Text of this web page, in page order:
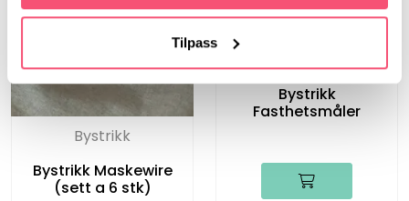
Tilpass
Bystrikk
Bystrikk Maskewire
(sett a 6 stk)
Bystrikk
Fasthetsmåler